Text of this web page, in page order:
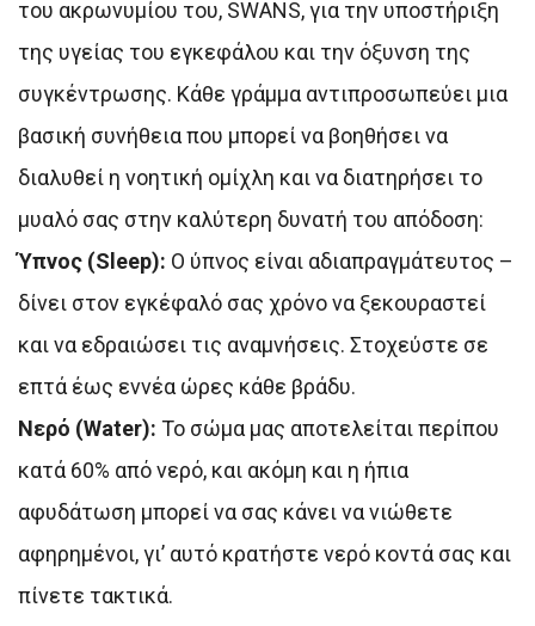
του ακρωνυμίου του, SWANS, για την υποστήριξη
της υγείας του εγκεφάλου και την όξυνση της
συγκέντρωσης. Κάθε γράμμα αντιπροσωπεύει μια
βασική συνήθεια που μπορεί να βοηθήσει να
διαλυθεί η νοητική ομίχλη και να διατηρήσει το
μυαλό σας στην καλύτερη δυνατή του απόδοση:
Ύπνος (Sleep): Ο ύπνος είναι αδιαπραγμάτευτος –
δίνει στον εγκέφαλό σας χρόνο να ξεκουραστεί
και να εδραιώσει τις αναμνήσεις. Στοχεύστε σε
επτά έως εννέα ώρες κάθε βράδυ.
Νερό (Water): Το σώμα μας αποτελείται περίπου
κατά 60% από νερό, και ακόμη και η ήπια
αφυδάτωση μπορεί να σας κάνει να νιώθετε
αφηρημένοι, γι’ αυτό κρατήστε νερό κοντά σας και
πίνετε τακτικά.